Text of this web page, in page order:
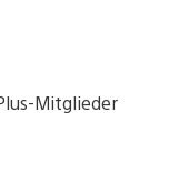
Mitglieder